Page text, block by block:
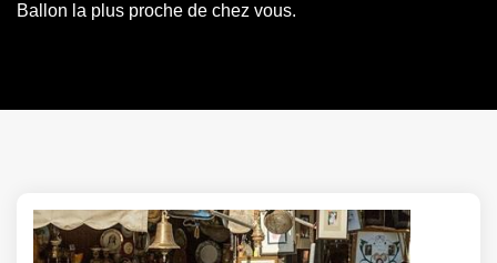
Ballon la plus proche de chez vous.